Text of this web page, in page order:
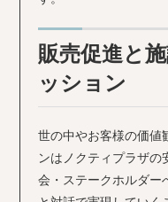
販売促進と
ッション
世の中やお客様の価値
ンはノクティプラザの
会・ステークホルダー